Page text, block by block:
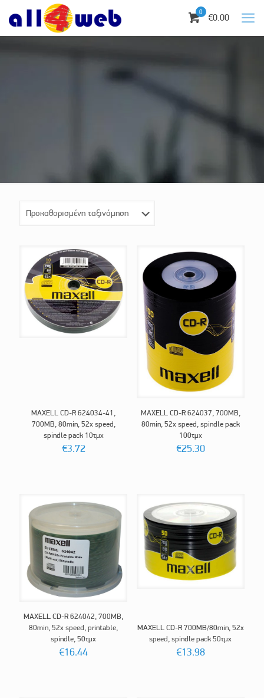
0 €0.00
MAXELL CD-R 624034-41,
700ΜΒ, 80min, 52x speed,
spindle pack 10τμχ
€3.72
MAXELL CD-R 624037, 700ΜΒ,
80min, 52x speed, spindle pack
100τμχ
€25.30
MAXELL CD-R 624042, 700ΜΒ,
80min, 52x speed, printable,
spindle, 50τμχ
€16.44
MAXELL CD-R 700ΜΒ/80min, 52x
speed, spindle pack 50τμχ
€13.98